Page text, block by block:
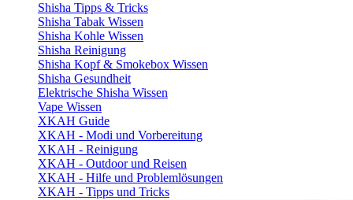
Shisha Tipps & Tricks
Shisha Tabak Wissen
Shisha Kohle Wissen
Shisha Reinigung
Shisha Kopf & Smokebox Wissen
Shisha Gesundheit
Elektrische Shisha Wissen
Vape Wissen
XKAH Guide
XKAH - Modi und Vorbereitung
XKAH - Reinigung
XKAH - Outdoor und Reisen
XKAH - Hilfe und Problemlösungen
XKAH - Tipps und Tricks